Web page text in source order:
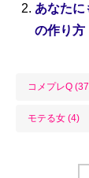
あなたに
の作り方
コメプレQ
モテる女 (4)